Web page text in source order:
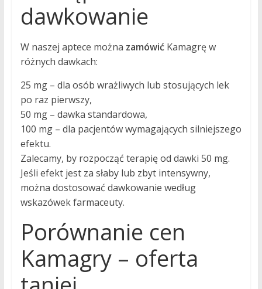
dawkowanie
W naszej aptece można zamówićKamagrę w
różnych dawkach:
25 mg – dla osób wrażliwych lub stosujących lek
po raz pierwszy,
50 mg – dawka standardowa,
100 mg – dla pacjentów wymagających silniejszego
efektu.
Zalecamy, by rozpocząć terapię od dawki 50 mg.
Jeśli efekt jest za słaby lub zbyt intensywny,
można dostosować dawkowanie według
wskazówek farmaceuty.
Porównanie cen
Kamagry – oferta